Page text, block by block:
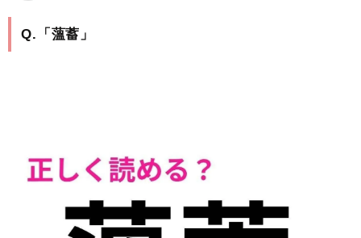
Q.「薀蓄」